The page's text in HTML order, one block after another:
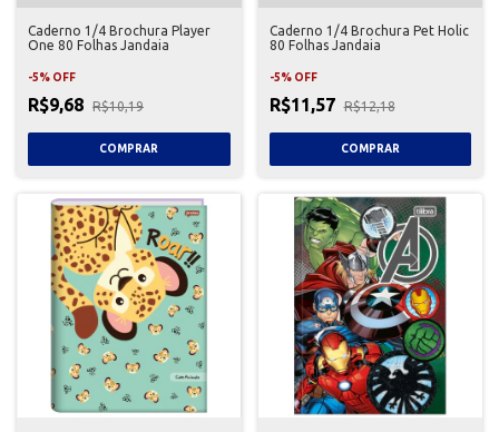
Caderno 1/4 Brochura Player
One 80 Folhas Jandaia
-5% OFF
R$9,68 R$10,19
Caderno 1/4 Brochura Pet Holic
80 Folhas Jandaia
-5% OFF
R$11,57 R$12,18